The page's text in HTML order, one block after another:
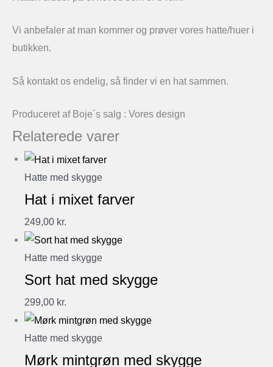
Vi anbefaler at man kommer og prøver vores hatte/huer i
butikken.
Så kontakt os endelig, så finder vi en hat sammen.
Produceret af Boje´s salg : Vores design
Relaterede varer
Hatte med skygge
Hat i mixet farver
249,00 kr.
Hatte med skygge
Sort hat med skygge
299,00 kr.
Hatte med skygge
Mørk mintgrøn med skygge